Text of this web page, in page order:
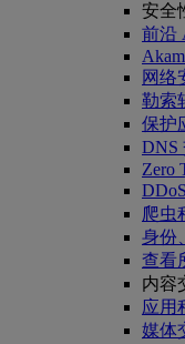
安全
前沿
网络
勒索
保护
DNS
Zero
爬虫
身份
查看
内容
应用
媒体